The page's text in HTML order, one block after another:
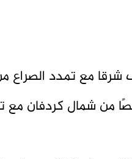
شرقا مع تمدد الصراع